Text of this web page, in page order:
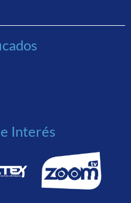
Interés